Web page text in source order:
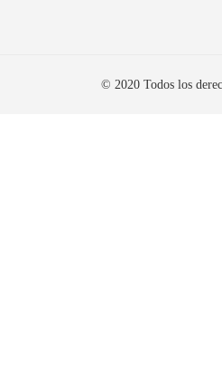
© 2020 Todos los